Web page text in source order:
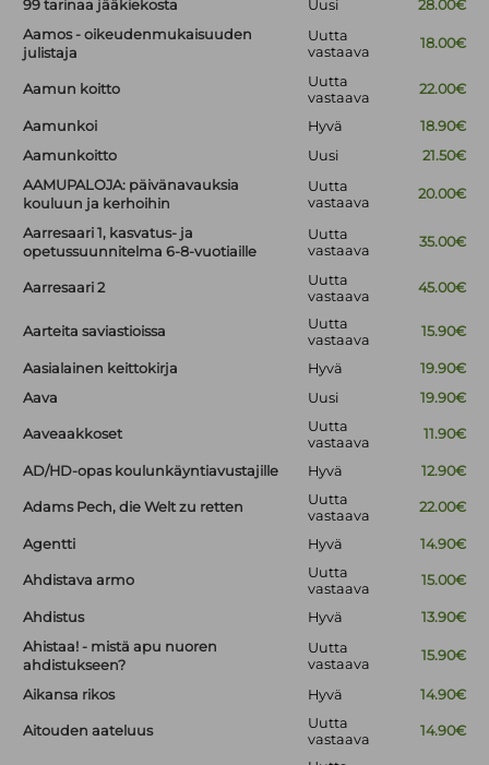
99 tarinaa jääkiekosta
Uusi
28.00€
Aamos - oikeudenmukaisuuden
julistaja
Uutta
vastaava
18.00€
Aamun koitto
Uutta
vastaava
22.00€
Aamunkoi Hyvä
18.90€
Aamunkoitto
Uusi
21.50€
AAMUPALOJA: päivänavauksia
kouluun ja kerhoihin
Uutta
vastaava
20.00€
Aarresaari 1, kasvatus- ja
opetussuunnitelma 6-8-vuotiaille
Uutta
vastaava
35.00€
Aarresaari 2
Uutta
vastaava
45.00€
Aarteita saviastioissa
Uutta
vastaava
15.90€
Aasialainen keittokirja Hyvä
19.90€
Aava
Uusi 19.90€
Aaveaakkoset
Uutta
vastaava
11.90€
AD/HD-opas koulunkäyntiavustajille Hyvä 12.90€
Adams Pech, die Welt zu retten
Uutta
vastaava
22.00€
Agentti Hyvä 14.90€
Ahdistava armo
Uutta
vastaava
15.00€
Ahdistus Hyvä
13.90€
Ahistaa! - mistä apu nuoren
ahdistukseen?
Uutta
vastaava
15.90€
Aikansa rikos Hyvä 14.90€
Aitouden aateluus
Uutta
vastaava
14.90€